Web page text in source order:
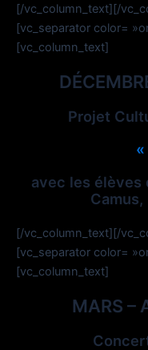
[/vc_column_text][/
[vc_separator color=
[vc_column_text]
Projet
avec les élèves
[/vc_column_text][/
[vc_separator color=
[vc_column_text]
MARS –